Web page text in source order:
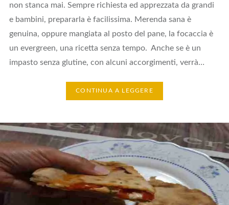
non stanca mai. Sempre richiesta ed apprezzata da grandi
e bambini, prepararla è facilissima. Merenda sana è
genuina, oppure mangiata al posto del pane, la focaccia è
un evergreen, una ricetta senza tempo. Anche se è un
impasto senza glutine, con alcuni accorgimenti, verrà…
CONTINUA A LEGGERE